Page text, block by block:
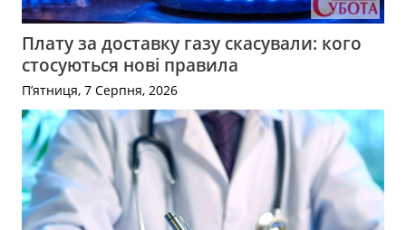
Плату за доставку газу скасували: кого
стосуються нові правила
П’ятниця, 7 Серпня, 2026